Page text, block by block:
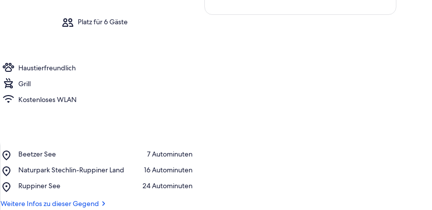
Platz für 6 Gäste
Haustierfreundlich
Grill
Kostenloses WLAN
Beetzer See
Place,
See
‪7 Autominuten‬
Naturpark Stechlin-Ruppiner Land
Place,
Stechlin-
Land
‪16 Autominuten‬
Ruppiner See
Place,
See
‪24 Autominuten‬
Weitere Infos zu dieser Gegend